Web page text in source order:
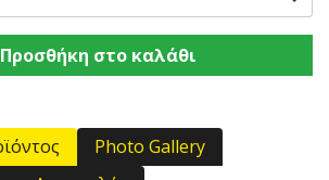
στο καλάθι
Photo Gallery